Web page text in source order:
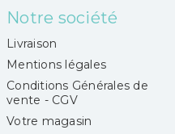
Notre société
Livraison
Mentions légales
Conditions Générales de
vente - CGV
Votre magasin